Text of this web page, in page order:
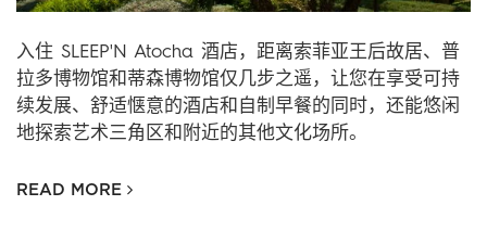
入住 SLEEP'N Atocha 酒店，距离索菲亚王后故居、普
拉多博物馆和蒂森博物馆仅几步之遥，让您在享受可持
续发展、舒适惬意的酒店和自制早餐的同时，还能悠闲
地探索艺术三角区和附近的其他文化场所。
READ MORE